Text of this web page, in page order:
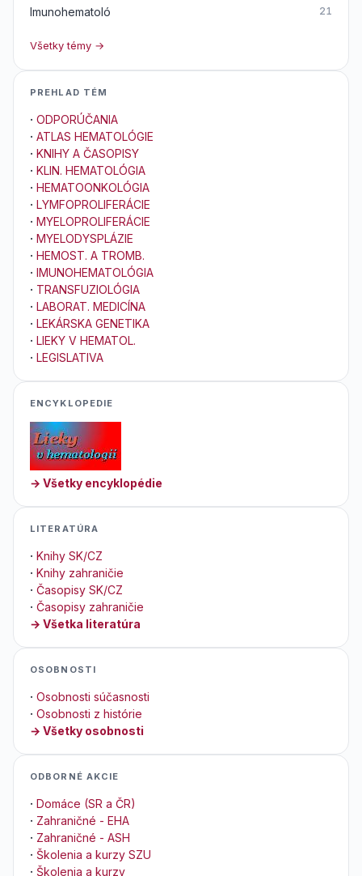
Imunohematoló 21
Všetky témy →
PREHLAD TÉM
· ODPORÚČANIA
· ATLAS HEMATOLÓGIE
· KNIHY A ČASOPISY
· KLIN. HEMATOLÓGIA
· HEMATOONKOLÓGIA
· LYMFOPROLIFERÁCIE
· MYELOPROLIFERÁCIE
· MYELODYSPLÁZIE
· HEMOST. A TROMB.
· IMUNOHEMATOLÓGIA
· TRANSFUZIOLÓGIA
· LABORAT. MEDICÍNA
· LEKÁRSKA GENETIKA
· LIEKY V HEMATOL.
· LEGISLATIVA
ENCYKLOPEDIE
→ Všetky encyklopédie
LITERATÚRA
· Knihy SK/CZ
· Knihy zahraničie
· Časopisy SK/CZ
· Časopisy zahraničie
→ Všetka literatúra
OSOBNOSTI
· Osobnosti súčasnosti
· Osobnosti z histórie
→ Všetky osobnosti
ODBORNÉ AKCIE
· Domáce (SR a ČR)
· Zahraničné - EHA
· Zahraničné - ASH
· Školenia a kurzy SZU
· Školenia a kurzy